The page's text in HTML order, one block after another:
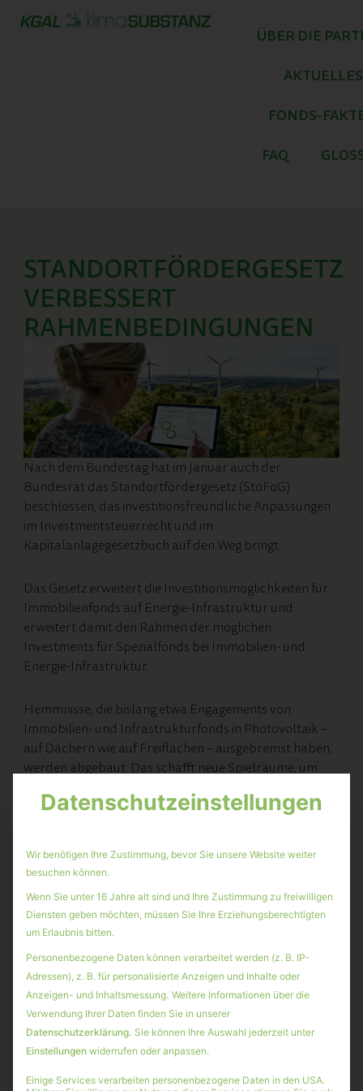
Inhalt
ÜBER DIE
AKTUELLES
FONDS-
FAQ
STANDORTFÖRDERGESETZ
VERBESSERT
RAHMENBEDINGUNGEN
Nach dem Bundestag hat im Januar auch der
Bundesrat das Standortfördergesetz (StoFöG)
beschlossen, das investitionsfreundliche Anpassungen
im Investmentsteuerrecht und im
Kapitalanlagegesetzbuch auf den Weg bringt.
Das Gesetz erweitert die Investitionsmöglichkeiten für
Immobilienfonds auf Energie-Infrastruktur und
erweitert damit den Rahmen der möglichen
Investments für Spezialfonds bei Immobilien- und
Energie-Infrastruktur.
Hemmnisse, die bislang etwa Engagements von
Immobilien- und Infrastrukturfonds in Photovoltaik –
auf Dächern wie auf Freiflächen – ausgebremst haben,
werden abgebaut. Das schafft neue Spielräume, um
mobilisieren. Genau das brauchen wir:
In beiden Assetklassen, Immobilien und Energie-
Infrastruktur, sind wir seit vielen Jahren etabliert und
schaffen reale Werte – mit Leidenschaft. Beide
Korrelation: Die niedrige Korrelation mit anderen
Assetklassen trägt dazu bei, dass private Investoren die
Rendite-Risiko-Struktur ihrer Anlagen verbessern
können.
Wir werden die sich daraus ergebenden Möglichkeiten
laufenden Jahr ebenso wie langfristig.
Datenschutzeinstellungen
Wir benötigen Ihre Zustimmung, bevor Sie unsere Website weiter
besuchen können.
Wenn Sie unter 16 Jahre alt sind und Ihre Zustimmung zu freiwilligen
Diensten geben möchten, müssen Sie Ihre Erziehungsberechtigten
um Erlaubnis bitten.
Personenbezogene Daten können verarbeitet werden (z. B. IP-
Adressen), z. B. für personalisierte Anzeigen und Inhalte oder
Anzeigen- und Inhaltsmessung. Weitere Informationen über die
Verwendung Ihrer Daten finden Sie in unserer
Datenschutzerklärung. Sie können Ihre Auswahl jederzeit unter
Einstellungen widerrufen oder anpassen.
Einige Services verarbeiten personenbezogene Daten in den USA.